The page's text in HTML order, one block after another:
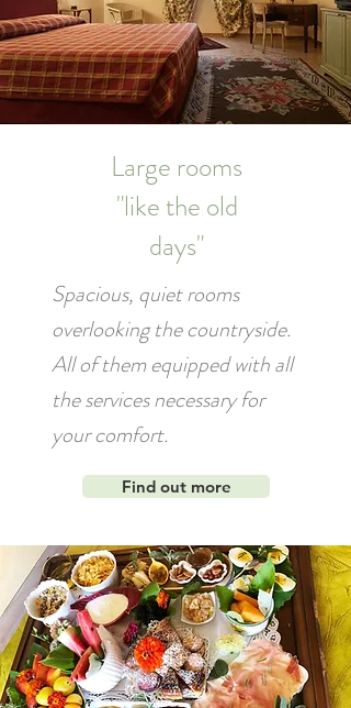
Large rooms
"like the old
days"
Spacious, quiet rooms
overlooking the countryside.
All of them equipped with all
the services necessary for
your comfort.
Find out more